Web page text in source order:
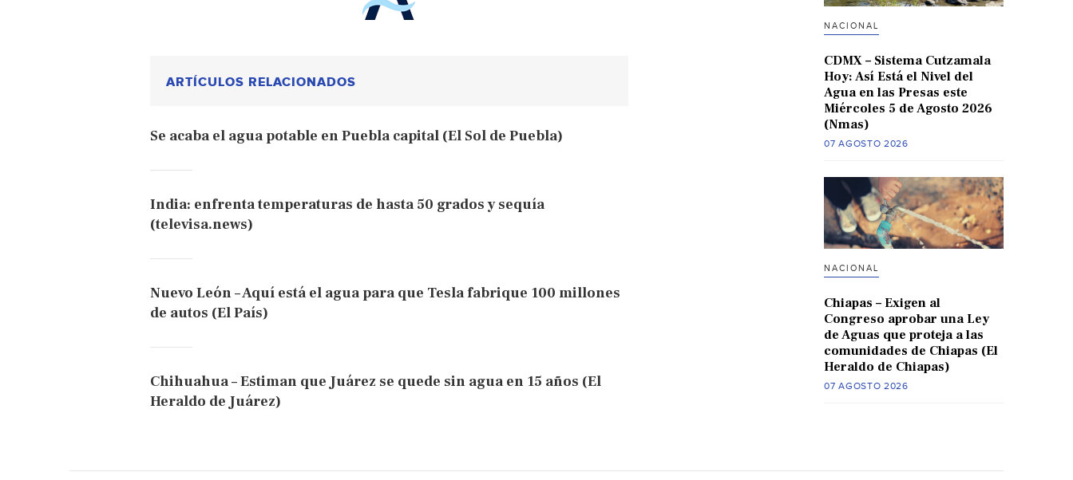
ARTÍCULOS RELACIONADOS
Se acaba el agua potable en Puebla capital (El Sol de Puebla)
India: enfrenta temperaturas de hasta 50 grados y sequía
(televisa.news)
Nuevo León – Aquí está el agua para que Tesla fabrique 100 millones
de autos (El País)
Chihuahua – Estiman que Juárez se quede sin agua en 15 años (El
Heraldo de Juárez)
NACIONAL
CDMX – Sistema Cutzamala
Hoy: Así Está el Nivel del
Agua en las Presas este
Miércoles 5 de Agosto 2026
(Nmas)
07 AGOSTO 2026
NACIONAL
Chiapas – Exigen al
Congreso aprobar una Ley
de Aguas que proteja a las
comunidades de Chiapas (El
Heraldo de Chiapas)
07 AGOSTO 2026